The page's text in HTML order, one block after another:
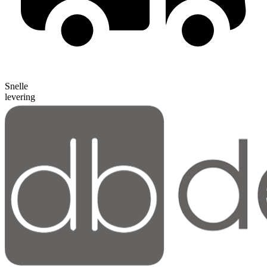
Snelle
levering